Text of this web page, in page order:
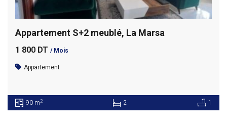
Appartement S+2 meublé, La Marsa
1 800 DT / Mois
Appartement
90 m2 2 1